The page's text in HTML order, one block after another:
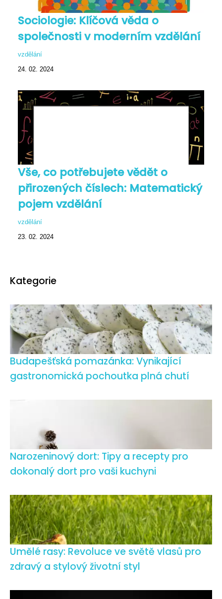
Sociologie: Klíčová věda o
společnosti v moderním vzdělání
vzdělání
24. 02. 2024
Vše, co potřebujete vědět o
přirozených číslech: Matematický
pojem vzdělání
vzdělání
23. 02. 2024
Kategorie
Budapešťská pomazánka: Vynikající
gastronomická pochoutka plná chutí
Narozeninový dort: Tipy a recepty pro
dokonalý dort pro vaši kuchyni
Umělé rasy: Revoluce ve světě vlasů pro
zdravý a stylový životní styl